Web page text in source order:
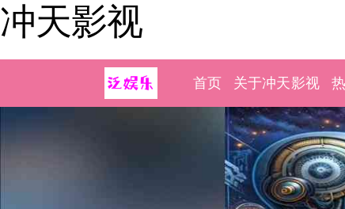
冲天影视
首页 关于冲天影视